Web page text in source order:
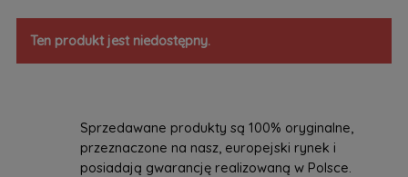
Ten produkt jest niedostępny.
Sprzedawane produkty są 100% oryginalne,
przeznaczone na nasz, europejski rynek i
posiadają gwarancję realizowaną w Polsce.